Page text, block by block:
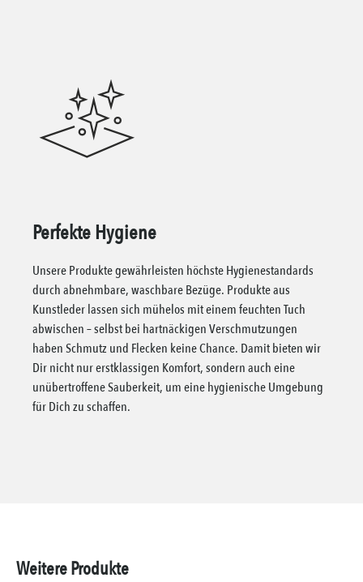
Perfekte Hygiene
Unsere Produkte gewährleisten höchste Hygienestandards
durch abnehmbare, waschbare Bezüge. Produkte aus
Kunstleder lassen sich mühelos mit einem feuchten Tuch
abwischen – selbst bei hartnäckigen Verschmutzungen
haben Schmutz und Flecken keine Chance. Damit bieten wir
Dir nicht nur erstklassigen Komfort, sondern auch eine
unübertroffene Sauberkeit, um eine hygienische Umgebung
für Dich zu schaffen.
Weitere Produkte